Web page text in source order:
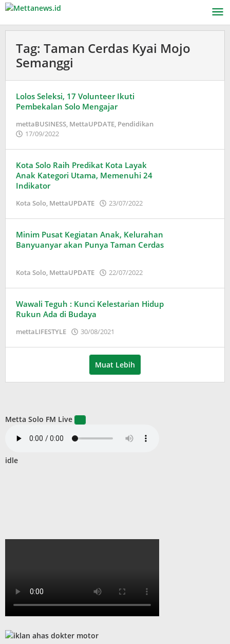
Lewati
konten
Tag: Taman Cerdas Kyai Mojo
Semanggi
Lolos Seleksi, 17 Volunteer Ikuti
Pembekalan Solo Mengajar
mettaBUSINESS, MettaUPDATE, Pendidikan
17/09/2022
Kota Solo Raih Predikat Kota Layak
Anak Kategori Utama, Memenuhi 24
Indikator
Kota Solo, MettaUPDATE 23/07/2022
Minim Pusat Kegiatan Anak, Kelurahan
Banyuanyar akan Punya Taman Cerdas
Kota Solo, MettaUPDATE 22/07/2022
Wawali Teguh : Kunci Kelestarian Hidup
Rukun Ada di Budaya
mettaLIFESTYLE 30/08/2021
Muat Lebih
Metta Solo FM Live
idle